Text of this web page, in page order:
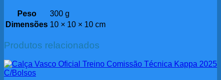
Peso
300 g
Dimensões 10 × 10 × 10 cm
Produtos relacionados